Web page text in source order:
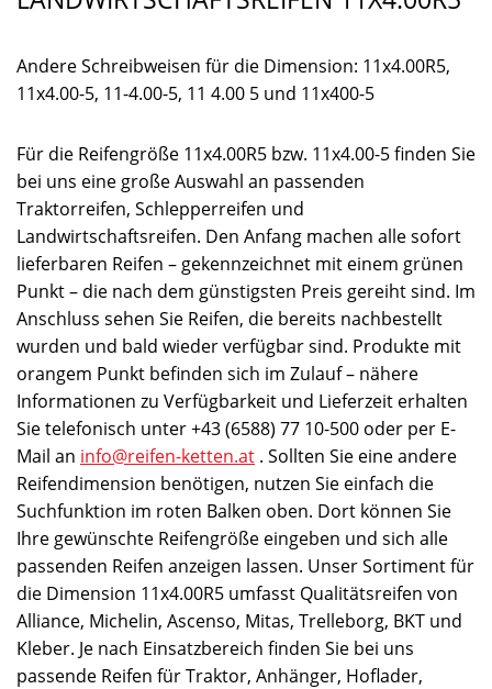
Andere Schreibweisen für die Dimension: 11x4.00R5,
11x4.00-5, 11-4.00-5, 11 4.00 5 und 11x400-5
Für die Reifengröße 11x4.00R5 bzw. 11x4.00-5 finden Sie
bei uns eine große Auswahl an passenden
Traktorreifen, Schlepperreifen und
Landwirtschaftsreifen. Den Anfang machen alle sofort
lieferbaren Reifen – gekennzeichnet mit einem grünen
Punkt – die nach dem günstigsten Preis gereiht sind. Im
Anschluss sehen Sie Reifen, die bereits nachbestellt
wurden und bald wieder verfügbar sind. Produkte mit
orangem Punkt befinden sich im Zulauf – nähere
Informationen zu Verfügbarkeit und Lieferzeit erhalten
Sie telefonisch unter +43 (6588) 77 10-500 oder per E-
Mail an info@reifen-ketten.at . Sollten Sie eine andere
Reifendimension benötigen, nutzen Sie einfach die
Suchfunktion im roten Balken oben. Dort können Sie
Ihre gewünschte Reifengröße eingeben und sich alle
passenden Reifen anzeigen lassen. Unser Sortiment für
die Dimension 11x4.00R5 umfasst Qualitätsreifen von
Alliance, Michelin, Ascenso, Mitas, Trelleborg, BKT und
Kleber. Je nach Einsatzbereich finden Sie bei uns
passende Reifen für Traktor, Anhänger, Hoflader,